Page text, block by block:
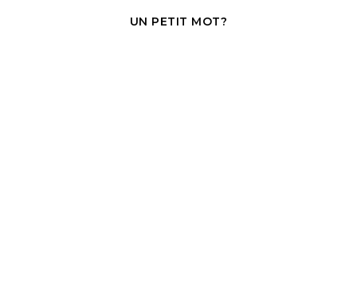
UN PETIT MOT?